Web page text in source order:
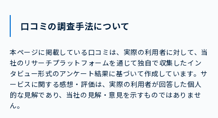
口コミの調査手法について
本ページに掲載している口コミは、実際の利用者に対して、当
社のリサーチプラットフォームを通じて独自で収集したイン
タビュー形式のアンケート結果に基づいて作成しています。サ
ービスに関する感想・評価は、実際の利用者が回答した個人
的な見解であり、当社の見解・意見を示すものではありませ
ん。